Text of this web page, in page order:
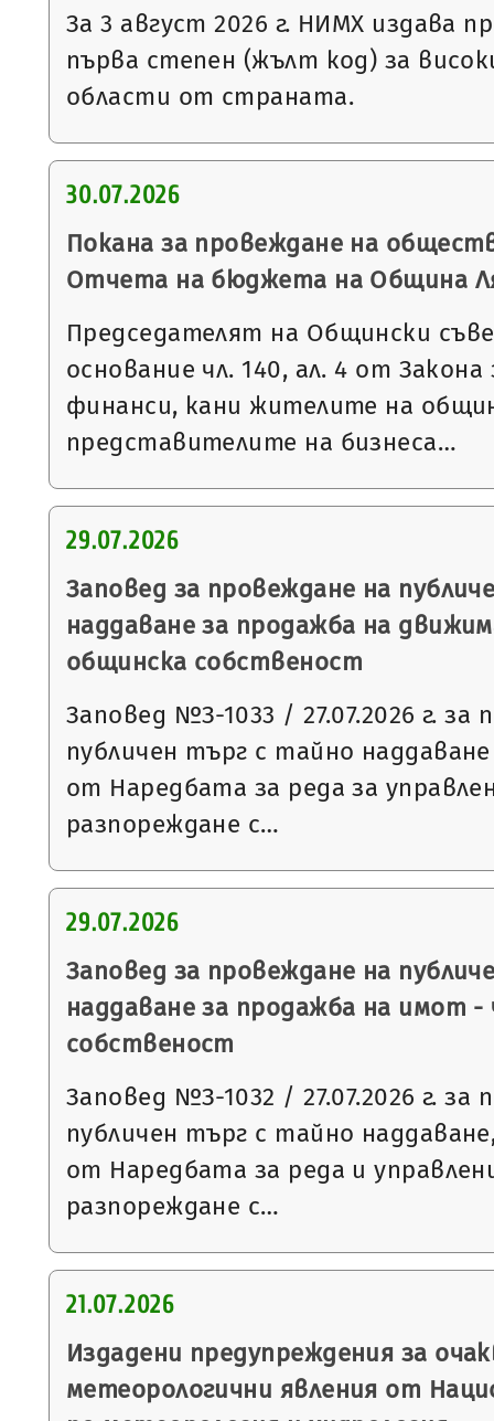
За 3 август 2026 г. НИМХ издава
първа степен (жълт код) за
области от страната.
30.07.2026
Покана за провеждане на
Отчета на бюджета на Община
Председателят на Общински
основание чл. 140, ал. 4 от
финанси, кани жителите на
представителите на бизнеса…
29.07.2026
Заповед за провеждане на
наддаване за продажба на
общинска собственост
Заповед №З-1033 / 27.07.2026 г. за
публичен търг с тайно наддаване
от Наредбата за реда за
разпореждане с…
29.07.2026
Заповед за провеждане на
наддаване за продажба на имот
собственост
Заповед №З-1032 / 27.07.2026 г. за
публичен търг с тайно наддаване,
от Наредбата за реда и
разпореждане с…
21.07.2026
Издадени предупреждения за
метеорологични явления от